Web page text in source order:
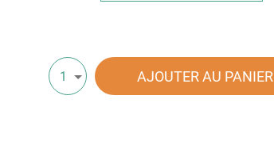
1 AJOUTER AU PANIER